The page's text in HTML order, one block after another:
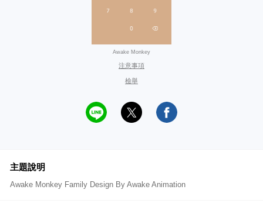
Awake Monkey
注意事項
檢舉
主題說明
Awake Monkey Family Design By Awake Animation